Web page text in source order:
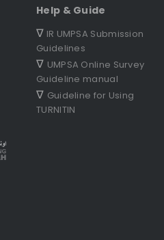
Help & Guide
∇ IR UMPSA Submission
Guidelines
∇ UMPSA Online Survey
Guideline manual
∇ Guideline for Using
TURNITIN